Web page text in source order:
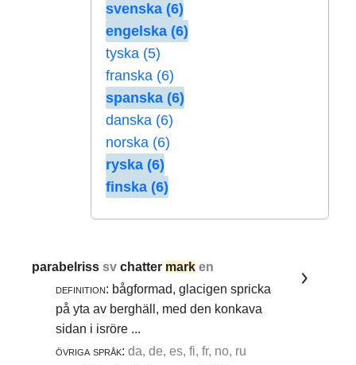
svenska (6)
engelska (6)
tyska (5)
franska (6)
spanska (6)
danska (6)
norska (6)
ryska (6)
finska (6)
parabelrisssvchatter mark en
definition: bågformad, glacigen spricka
på yta av berghäll, med den konkava
sidan i isröre ...
övriga språk: da, de, es, fi, fr, no, ru